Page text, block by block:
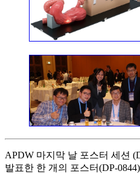
APDW 마지막 날 포스터 세션
발표한 한 개의 포스터(DP-